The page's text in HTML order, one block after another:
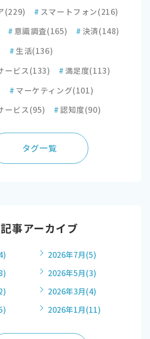
(229) # スマートフォン(216)
# 意識調査(165) # 決済(148)
# 生活(136)
ービス(133) #満足度(113)
# マーケティング(101)
ービス(95) #認知度(90)
タグ一覧
記事アーカイブ
2026年7月(5)
2026年5月(3)
2026年3月(4)
2026年1月(11)